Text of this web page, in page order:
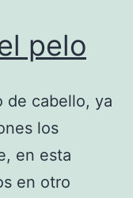
pelo
de cabello, ya
los
en esta
en otro